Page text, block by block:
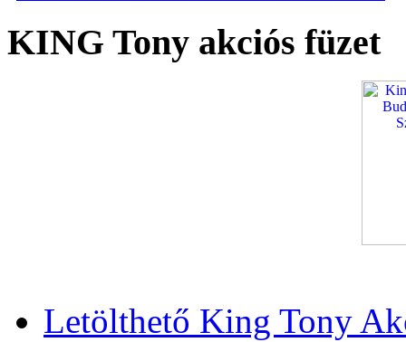
KING Tony akciós füzet
Letölthető King Tony